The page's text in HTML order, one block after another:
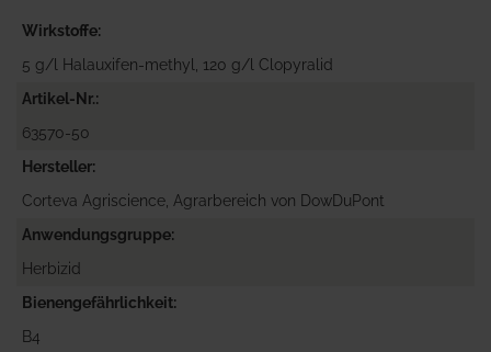
Wirkstoffe
5 g/l Halauxifen-methyl, 120 g/l Clopyralid
Artikel-Nr.
63570-50
Hersteller
Corteva Agriscience, Agrarbereich von DowDuPont
Anwendungsgruppe
Herbizid
Bienengefährlichkeit
B4